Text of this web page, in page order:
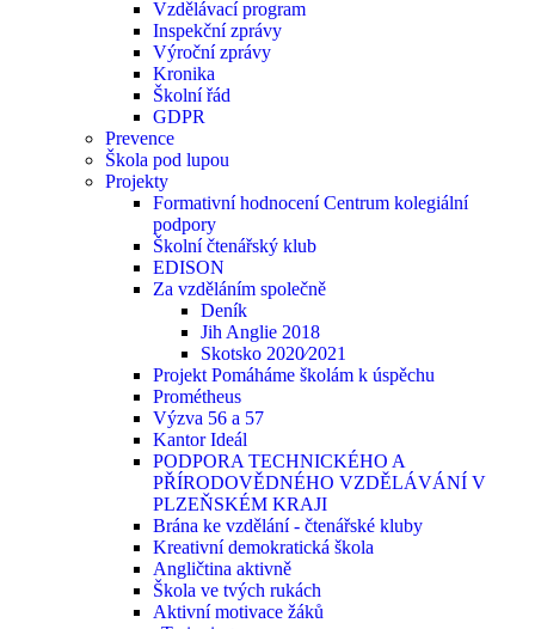
Vzdělávací program
Inspekční zprávy
Výroční zprávy
Kronika
Školní řád
GDPR
Prevence
Škola pod lupou
Projekty
Formativní hodnocení Centrum kolegiální
podpory
Školní čtenářský klub
EDISON
Za vzděláním společně
Deník
Jih Anglie 2018
Skotsko 2020⁄2021
Projekt Pomáháme školám k úspěchu
Prométheus
Výzva 56 a 57
Kantor Ideál
PODPORA TECHNICKÉHO A
PŘÍRODOVĚDNÉHO VZDĚLÁVÁNÍ V
PLZEŇSKÉM KRAJI
Brána ke vzdělání - čtenářské kluby
Kreativní demokratická škola
Angličtina aktivně
Škola ve tvých rukách
Aktivní motivace žáků